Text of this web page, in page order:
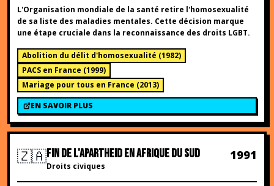
L'Organisation mondiale de la santé retire l'homosexualité
de sa liste des maladies mentales. Cette décision marque
une étape cruciale dans la reconnaissance des droits LGBT.
Abolition du délit d'homosexualité (1982)
PACS en France (1999)
Mariage pour tous en France (2013)
EN SAVOIR PLUS
🇿🇦FIN DE L'APARTHEID EN AFRIQUE DU SUD
Droits civiques
1991